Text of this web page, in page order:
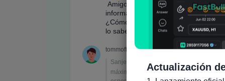
Actualización